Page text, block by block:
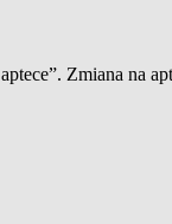
Zmiana na